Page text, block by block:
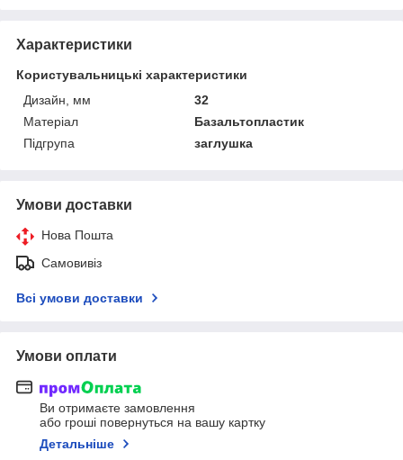
Характеристики
Користувальницькі характеристики
Дизайн, мм
32
Матеріал
Базальтопластик
Підгрупа
заглушка
Умови доставки
Нова Пошта
Самовивіз
Всі умови доставки
Умови оплати
Ви отримаєте замовлення
або гроші повернуться на вашу картку
Детальніше